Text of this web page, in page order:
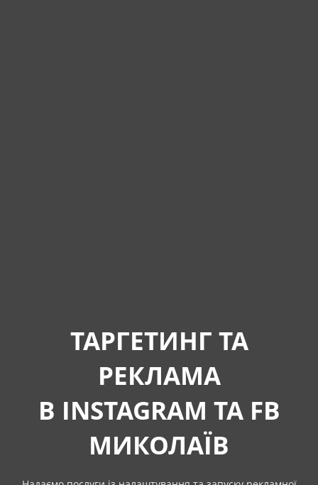
ТАРГЕТИНГ ТА
РЕКЛАМА
В INSTAGRAM ТА FB
МИКОЛАЇВ